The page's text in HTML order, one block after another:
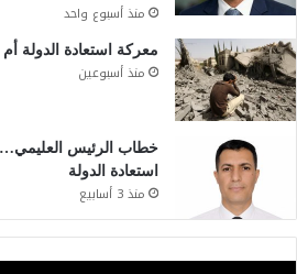
منذ أسبوع واحد
معركة استعادة الدولة
منذ أسبوعين
خطاب الرئيس
استعادة الدولة
منذ 3 أسابيع